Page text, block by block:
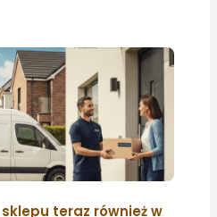
teraz również w